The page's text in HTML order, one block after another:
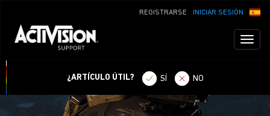
INICIAR SESIÓN
REGISTRARSE
¿ARTÍCULO ÚTIL? SÍ NO